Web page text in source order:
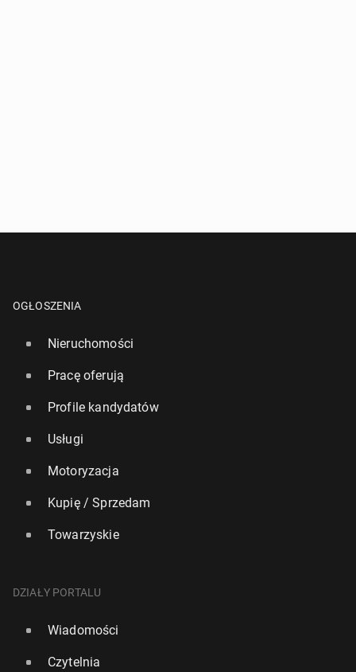
OGŁOSZENIA
Nieruchomości
Pracę oferują
Profile kandydatów
Usługi
Motoryzacja
Kupię / Sprzedam
Towarzyskie
DZIAŁY PORTALU
Wiadomości
Czytelnia